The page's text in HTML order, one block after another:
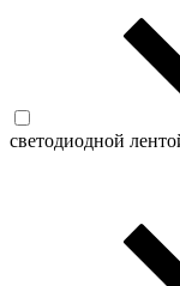
светодиодной